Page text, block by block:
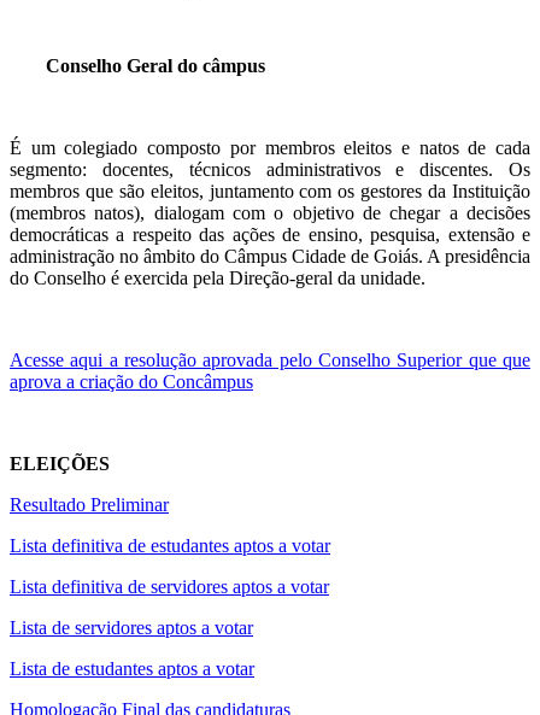
Conselho Geral do câmpus
É um colegiado composto por membros eleitos e natos de cada
segmento: docentes, técnicos administrativos e discentes. Os
membros que são eleitos, juntamento com os gestores da Instituição
(membros natos), dialogam com o objetivo de chegar a decisões
democráticas a respeito das ações de ensino, pesquisa, extensão e
administração no âmbito do Câmpus Cidade de Goiás. A presidência
do Conselho é exercida pela Direção-geral da unidade.
Acesse aqui a resolução aprovada pelo Conselho Superior que que
aprova a criação do Concâmpus
ELEIÇÕES
Resultado Preliminar
Lista definitiva de estudantes aptos a votar
Lista definitiva de servidores aptos a votar
Lista de servidores aptos a votar
Lista de estudantes aptos a votar
Homologação Final das candidaturas